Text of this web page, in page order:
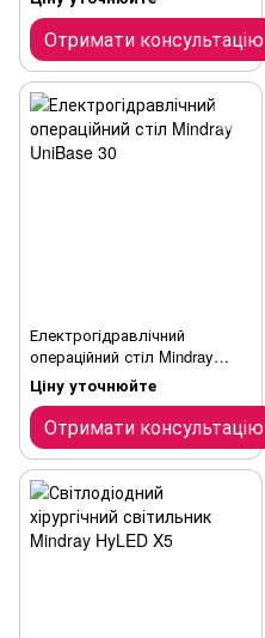
Отримати консультацію
Електрогідравлічний
операційний стіл Mindray
UniBase 30
Ціну уточнюйте
Отримати консультацію